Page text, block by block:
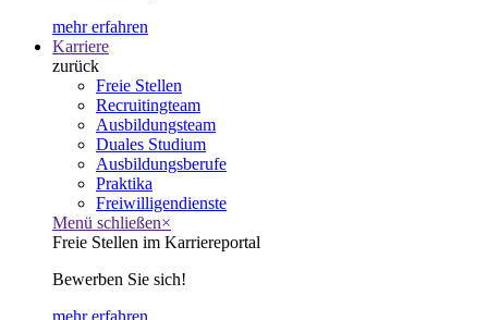
mehr erfahren
Karriere
zurück
Freie Stellen
Recruitingteam
Ausbildungsteam
Duales Studium
Ausbildungsberufe
Praktika
Freiwilligendienste
Menü schließen×
Freie Stellen im Karriereportal
Bewerben Sie sich!
mehr erfahren